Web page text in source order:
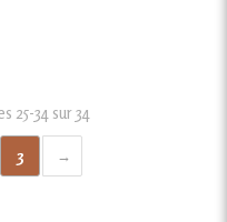
25-34 sur 34
3